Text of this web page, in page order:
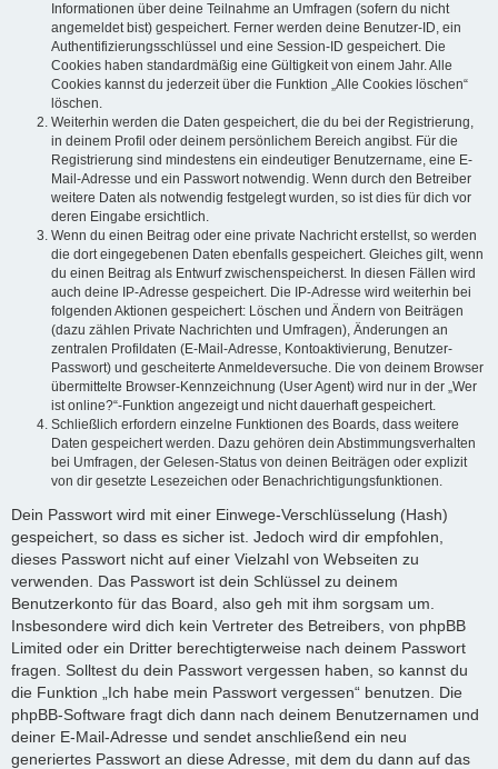
Informationen über deine Teilnahme an Umfragen (sofern du nicht
angemeldet bist) gespeichert. Ferner werden deine Benutzer-ID, ein
Authentifizierungsschlüssel und eine Session-ID gespeichert. Die
Cookies haben standardmäßig eine Gültigkeit von einem Jahr. Alle
Cookies kannst du jederzeit über die Funktion „Alle Cookies löschen“
löschen.
Weiterhin werden die Daten gespeichert, die du bei der Registrierung,
in deinem Profil oder deinem persönlichem Bereich angibst. Für die
Registrierung sind mindestens ein eindeutiger Benutzername, eine E-
Mail-Adresse und ein Passwort notwendig. Wenn durch den Betreiber
weitere Daten als notwendig festgelegt wurden, so ist dies für dich vor
deren Eingabe ersichtlich.
Wenn du einen Beitrag oder eine private Nachricht erstellst, so werden
die dort eingegebenen Daten ebenfalls gespeichert. Gleiches gilt, wenn
du einen Beitrag als Entwurf zwischenspeicherst. In diesen Fällen wird
auch deine IP-Adresse gespeichert. Die IP-Adresse wird weiterhin bei
folgenden Aktionen gespeichert: Löschen und Ändern von Beiträgen
(dazu zählen Private Nachrichten und Umfragen), Änderungen an
zentralen Profildaten (E-Mail-Adresse, Kontoaktivierung, Benutzer-
Passwort) und gescheiterte Anmeldeversuche. Die von deinem Browser
übermittelte Browser-Kennzeichnung (User Agent) wird nur in der „Wer
ist online?“-Funktion angezeigt und nicht dauerhaft gespeichert.
Schließlich erfordern einzelne Funktionen des Boards, dass weitere
Daten gespeichert werden. Dazu gehören dein Abstimmungsverhalten
bei Umfragen, der Gelesen-Status von deinen Beiträgen oder explizit
von dir gesetzte Lesezeichen oder Benachrichtigungsfunktionen.
Dein Passwort wird mit einer Einwege-Verschlüsselung (Hash)
gespeichert, so dass es sicher ist. Jedoch wird dir empfohlen,
dieses Passwort nicht auf einer Vielzahl von Webseiten zu
verwenden. Das Passwort ist dein Schlüssel zu deinem
Benutzerkonto für das Board, also geh mit ihm sorgsam um.
Insbesondere wird dich kein Vertreter des Betreibers, von phpBB
Limited oder ein Dritter berechtigterweise nach deinem Passwort
fragen. Solltest du dein Passwort vergessen haben, so kannst du
die Funktion „Ich habe mein Passwort vergessen“ benutzen. Die
phpBB-Software fragt dich dann nach deinem Benutzernamen und
deiner E-Mail-Adresse und sendet anschließend ein neu
generiertes Passwort an diese Adresse, mit dem du dann auf das